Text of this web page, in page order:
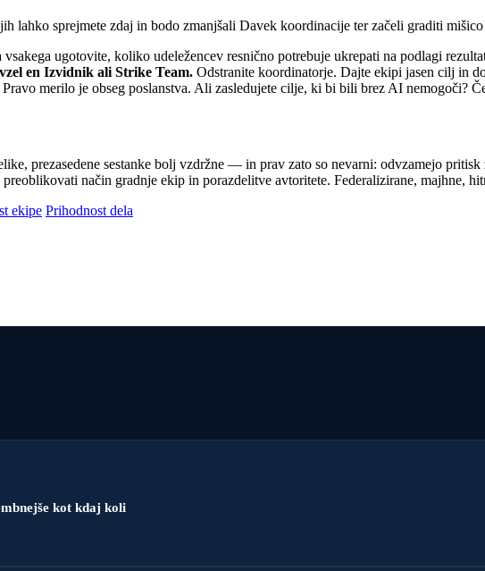
lahko sprejmete zdaj in bodo zmanjšali Davek koordinacije ter začeli graditi
vsakega ugotovite, koliko udeležencev resnično potrebuje ukrepati na podlagi
en Izvidnik ali Strike Team. Odstranite koordinatorje. Dajte ekipi jasen cilj in
Pravo merilo je obseg poslanstva. Ali zasledujete cilje, ki bi bili brez AI nemogoči?
prezasedene sestanke bolj vzdržne — in prav zato so nevarni: odvzamejo
način gradnje ekip in porazdelitve avtoritete. Federalizirane, majhne,
ekipe Prihodnost dela
kot kdaj koli